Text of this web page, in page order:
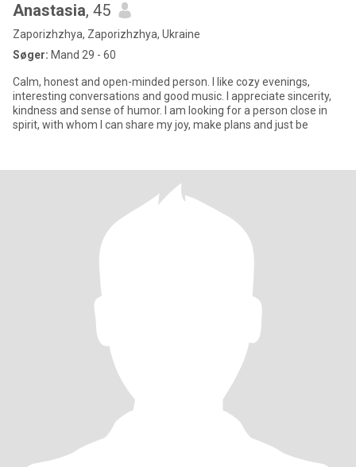
Anastasia, 45
Zaporizhzhya, Zaporizhzhya, Ukraine
Søger: Mand 29 - 60
Calm, honest and open-minded person. I like cozy evenings,
interesting conversations and good music. I appreciate sincerity,
kindness and sense of humor. I am looking for a person close in
spirit, with whom I can share my joy, make plans and just be